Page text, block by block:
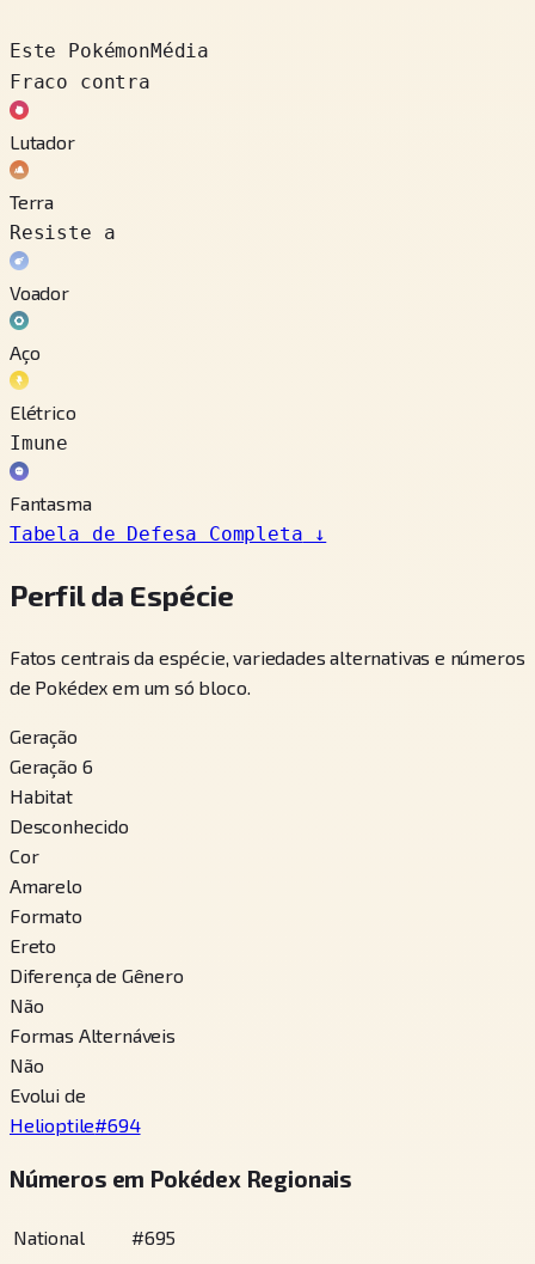
Este PokémonMédia
Fraco contra
Lutador
Terra
Resiste a
Voador
Aço
Elétrico
Imune
Fantasma
Tabela de Defesa Completa ↓
Perfil da Espécie
Fatos centrais da espécie, variedades alternativas e números
de Pokédex em um só bloco.
Geração
Geração 6
Habitat
Desconhecido
Cor
Amarelo
Formato
Ereto
Diferença de Gênero
Não
Formas Alternáveis
Não
Evolui de
Helioptile#694
Números em Pokédex Regionais
National #695